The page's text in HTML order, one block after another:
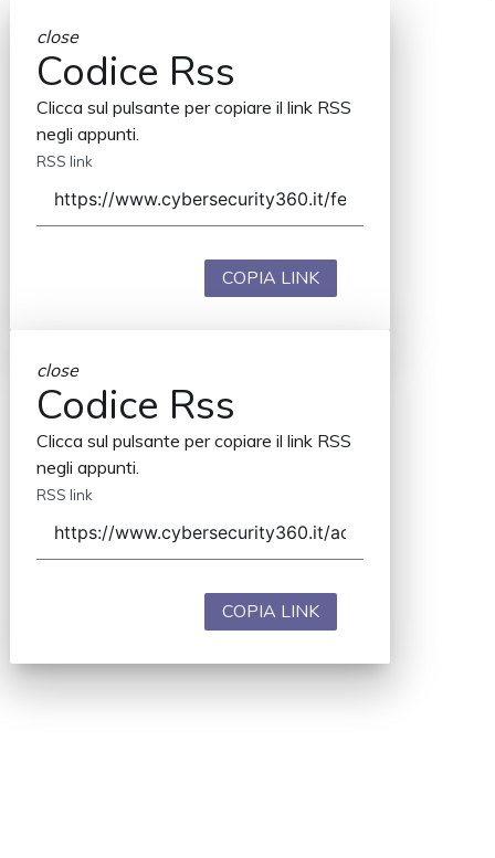
close
Codice Rss
Clicca sul pulsante per copiare il link RSS
negli appunti.
RSS link
COPIA LINK
close
Codice Rss
Clicca sul pulsante per copiare il link RSS
negli appunti.
RSS link
COPIA LINK